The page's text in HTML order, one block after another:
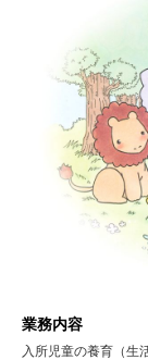
業務内容
入所児童の養育（生